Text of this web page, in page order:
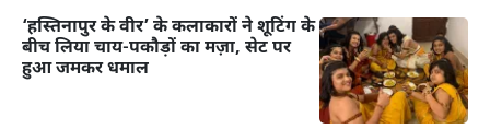
‘हस्तिनापुर के वीर’ के कलाकारों ने शूटिंग के
बीच लिया चाय-पकौड़ों का मज़ा, सेट पर
हुआ जमकर धमाल